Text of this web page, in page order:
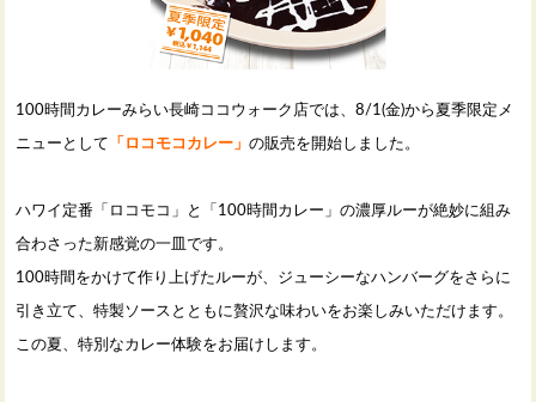
100時間カレーみらい長崎ココウォーク店では、8/1(金)から夏季限定メ
ニューとして 「ロコモコカレー」の販売を開始しました。
ハワイ定番「ロコモコ」と「100時間カレー」の濃厚ルーが絶妙に組み
合わさった新感覚の一皿です。
100時間をかけて作り上げたルーが、ジューシーなハンバーグをさらに
引き立て、特製ソースとともに贅沢な味わいをお楽しみいただけます。
この夏、特別なカレー体験をお届けします。